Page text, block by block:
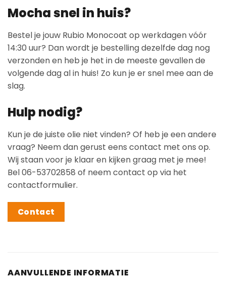
Mocha snel in huis?
Bestel je jouw Rubio Monocoat op werkdagen vóór
14:30 uur? Dan wordt je bestelling dezelfde dag nog
verzonden en heb je het in de meeste gevallen de
volgende dag al in huis! Zo kun je er snel mee aan de
slag.
Hulp nodig?
Kun je de juiste olie niet vinden? Of heb je een andere
vraag? Neem dan gerust eens contact met ons op.
Wij staan voor je klaar en kijken graag met je mee!
Bel 06-53702858 of neem contact op via het
contactformulier.
Contact
AANVULLENDE INFORMATIE